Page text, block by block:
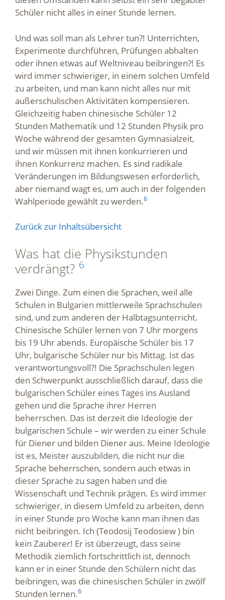
Schüler nicht alles in einer Stunde lernen.
Und was soll man als Lehrer tun?! Unterrichten,
Experimente durchführen, Prüfungen abhalten
oder ihnen etwas auf Weltniveau beibringen?! Es
wird immer schwieriger, in einem solchen Umfeld
zu arbeiten, und man kann nicht alles nur mit
außerschulischen Aktivitäten kompensieren.
Gleichzeitig haben chinesische Schüler 12
Stunden Mathematik und 12 Stunden Physik pro
Woche während der gesamten Gymnasialzeit,
und wir müssen mit ihnen konkurrieren und
ihnen Konkurrenz machen. Es sind radikale
Veränderungen im Bildungswesen erforderlich,
aber niemand wagt es, um auch in der folgenden
Wahlperiode gewählt zu werden.6
Zurück zur Inhaltsübersicht
Was hat die Physikstunden
verdrängt? 6
Zwei Dinge. Zum einen die Sprachen, weil alle
Schulen in Bulgarien mittlerweile Sprachschulen
sind, und zum anderen der Halbtagsunterricht.
Chinesische Schüler lernen von 7 Uhr morgens
bis 19 Uhr abends. Europäische Schüler bis 17
Uhr, bulgarische Schüler nur bis Mittag. Ist das
verantwortungsvoll?! Die Sprachschulen legen
den Schwerpunkt ausschließlich darauf, dass die
bulgarischen Schüler eines Tages ins Ausland
gehen und die Sprache ihrer Herren
beherrschen. Das ist derzeit die Ideologie der
bulgarischen Schule – wir werden zu einer Schule
für Diener und bilden Diener aus. Meine Ideologie
ist es, Meister auszubilden, die nicht nur die
Sprache beherrschen, sondern auch etwas in
dieser Sprache zu sagen haben und die
Wissenschaft und Technik prägen. Es wird immer
schwieriger, in diesem Umfeld zu arbeiten, denn
in einer Stunde pro Woche kann man ihnen das
nicht beibringen. Ich (Teodosij Teodosiew ) bin
kein Zauberer! Er ist überzeugt, dass seine
Methodik ziemlich fortschrittlich ist, dennoch
kann er in einer Stunde den Schülern nicht das
beibringen, was die chinesischen Schüler in zwölf
Stunden lernen.6